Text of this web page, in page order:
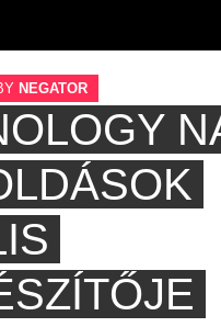
NEGATOR